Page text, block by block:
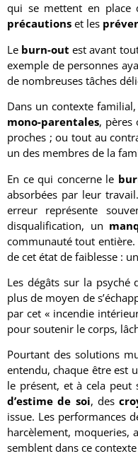
qui se mettent en place
précautions et les
Le burn-out est avant
exemple de personnes
de nombreuses tâches
Dans un contexte
mono-parentales, pères
proches ; ou tout au
un des membres de la
En ce qui concerne le
absorbées par leur
erreur représente
disqualification, un
communauté tout entière.
de cet état de faiblesse : un
Les dégâts sur la psyché
plus de moyen de
par cet « incendie
pour soutenir le corps,
Pourtant des solutions
entendu, chaque être est
le présent, et à cela peut
d’estime de soi, des
issue. Les performances
harcèlement, moqueries,
semblent dans ce